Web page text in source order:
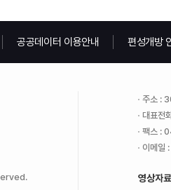
공공데이터 이용안내 편성개방
주소 :
대표
팩스 :
이메
영상자